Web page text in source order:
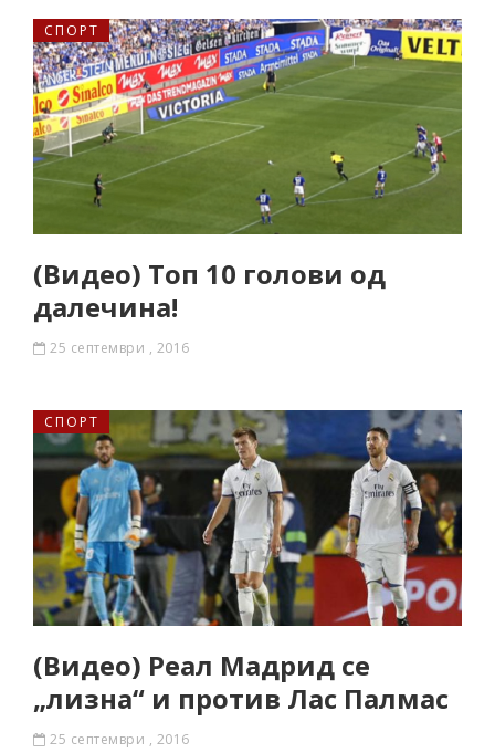
СПОРТ
(Видео) Топ 10 голови од
далечина!
25 септември , 2016
СПОРТ
(Видео) Реал Мадрид се
„лизна“ и против Лас Палмас
25 септември , 2016